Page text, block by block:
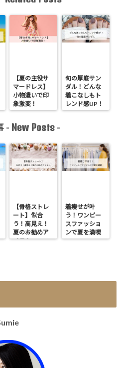
【夏の主役サ
マードレス】
小物遣いで印
象激変！
旬の厚底サン
ダル！どんな
着こなしもト
レンド感UP！
- New Posts -
【骨格ストレ
ート】似合
う！高見え！
夏のお勧めア
イテム
着痩せが叶
う！ワンピー
スファッショ
ンで夏を満喫